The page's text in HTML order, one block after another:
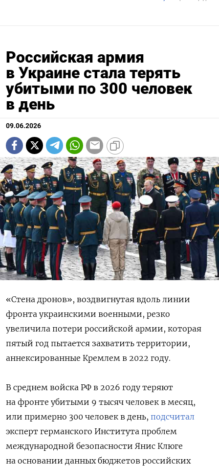
Российская армия
в Украине стала терять
убитыми по 300 человек
в день
09.06.2026
«Стена дронов», воздвигнутая вдоль линии
фронта украинскими военными, резко
увеличила потери российской армии, которая
пятый год пытается захватить территории,
аннексированные Кремлем в 2022 году.
В среднем войска РФ в 2026 году теряют
на фронте убитыми 9 тысяч человек в месяц,
или примерно 300 человек в день, подсчитал
эксперт германского Института проблем
международной безопасности Янис Клюге
на основании данных бюджетов российских